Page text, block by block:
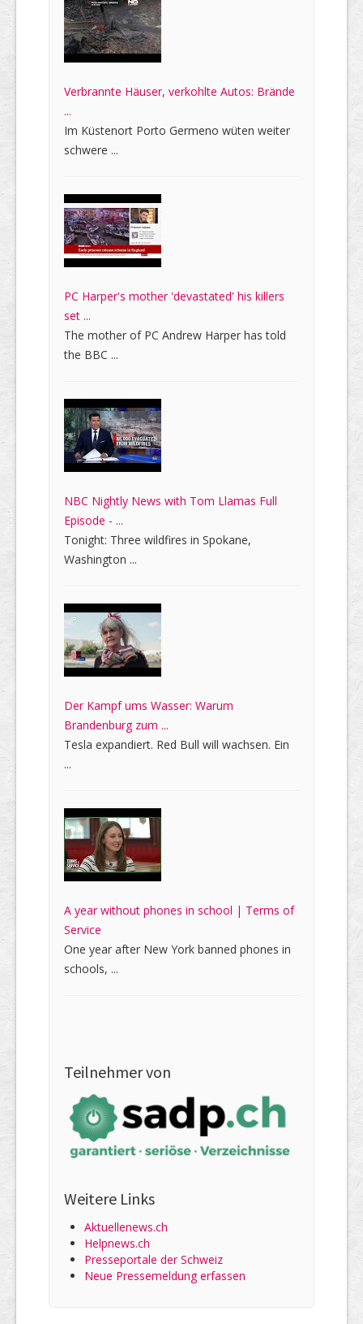
Verbrannte Häuser, verkohlte Autos: Brände
...
Im Küstenort Porto Germeno wüten weiter
schwere ...
PC Harper's mother 'devastated' his killers
set ...
The mother of PC Andrew Harper has told
the BBC ...
NBC Nightly News with Tom Llamas Full
Episode - ...
Tonight: Three wildfires in Spokane,
Washington ...
Der Kampf ums Wasser: Warum
Brandenburg zum ...
Tesla expandiert. Red Bull will wachsen. Ein
...
A year without phones in school | Terms of
Service
One year after New York banned phones in
schools, ...
Teilnehmer von
Weitere Links
Aktuellenews.ch
Helpnews.ch
Presseportale der Schweiz
Neue Pressemeldung erfassen